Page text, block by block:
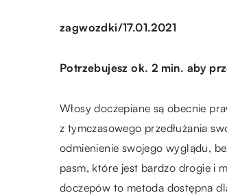
zagwozdki/17.01.2021
Potrzebujesz ok. 2 min. aby
Włosy doczepiane są obecnie
z tymczasowego przedłużania
odmienienie swojego wyglądu,
pasm, które jest bardzo drogie i
doczepów to metoda dostępna